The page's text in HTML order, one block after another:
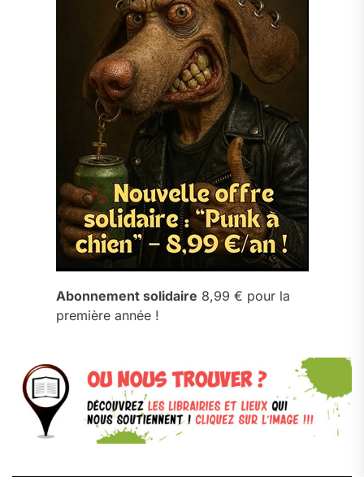
Abonnement solidaire 8,99 € pour la
première année !